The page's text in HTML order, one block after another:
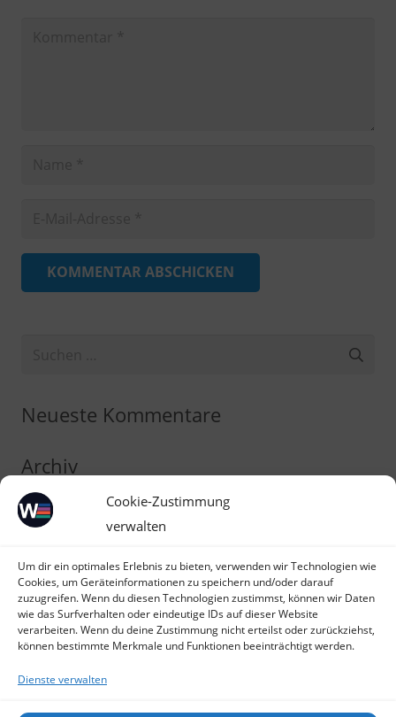
Cookie-Zustimmung
verwalten
Um dir ein optimales Erlebnis zu bieten, verwenden wir Technologien wie
Cookies, um Geräteinformationen zu speichern und/oder darauf
zuzugreifen. Wenn du diesen Technologien zustimmst, können wir Daten
wie das Surfverhalten oder eindeutige IDs auf dieser Website
verarbeiten. Wenn du deine Zustimmung nicht erteilst oder zurückziehst,
können bestimmte Merkmale und Funktionen beeinträchtigt werden.
Dienste verwalten
KOMMENTAR ABSCHICKEN
Neueste Kommentare
Archiv
Kategorien
Meta
Anmelden
Kommentar-Feed